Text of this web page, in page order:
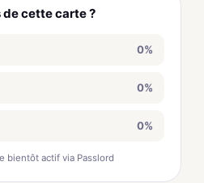
cette carte ?
0%
0%
0%
bientôt actif via Passlord